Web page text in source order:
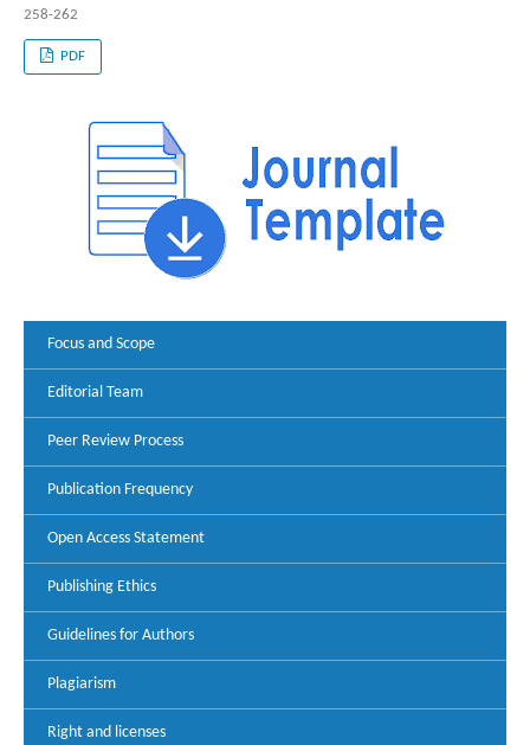
258-262
PDF
Focus and Scope
Editorial Team
Peer Review Process
Publication Frequency
Open Access Statement
Publishing Ethics
Guidelines for Authors
Plagiarism
Right and licenses